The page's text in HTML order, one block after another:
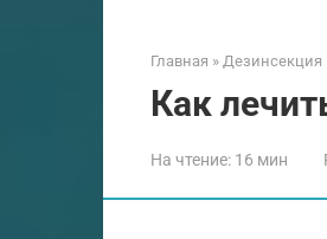
Главная » Дезинсекция
Как
На чтение: 16 мин